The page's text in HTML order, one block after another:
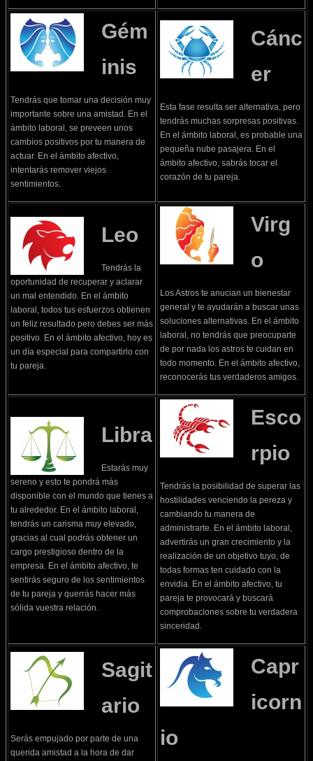
Gém
inis
Tendrás que tomar una decisión muy
importante sobre una amistad. En el
ámbito laboral, se preveen unos
cambios positivos por tu manera de
actuar. En el ámbito afectivo,
intentarás remover viejos
sentimientos.
Cánc
er
Esta fase resulta ser alternativa, pero
tendrás muchas sorpresas positivas.
En el ámbito laboral, es probable una
pequeña nube pasajera. En el
ámbito afectivo, sabrás tocar el
corazón de tu pareja.
Leo
Tendrás la
oportunidad de recuperar y aclarar
un mal entendido. En el ámbito
laboral, todos tus esfuerzos obtienen
un feliz resultado pero debes ser más
positivo. En el ámbito afectivo, hoy es
un día especial para compartirlo con
tu pareja.
Virg
o
Los Astros te anucian un bienestar
general y te ayudarán a buscar unas
soluciones alternativas. En el ámbito
laboral, no tendrás que preocuparte
de por nada los astros te cuidan en
todo momento. En el ámbito afectivo,
reconocerás tus verdaderos amigos.
Libra
Estarás muy
sereno y esto te pondrá más
disponible con el mundo que tienes a
tu alrededor. En el ámbito laboral,
tendrás un carisma muy elevado,
gracias al cual podrás obtener un
cargo prestigioso dentro de la
empresa. En el ámbito afectivo, te
sentirás seguro de los sentimientos
de tu pareja y querrás hacer más
sólida vuestra relación.
Esco
rpio
Tendrás la posibilidad de superar las
hostilidades venciendo la pereza y
cambiando tu manera de
administrarte. En el ámbito laboral,
advertirás un gran crecimiento y la
realización de un objetivo tuyo, de
todas formas ten cuidado con la
envidia. En el ámbito afectivo, tu
pareja te provocará y buscará
comprobaciones sobre tu verdadera
sinceridad.
Sagit
ario
Serás empujado por parte de una
querida amistad a la hora de dar
Capr
icorn
io